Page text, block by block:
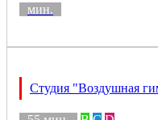
мин.
Студия "Воздушная